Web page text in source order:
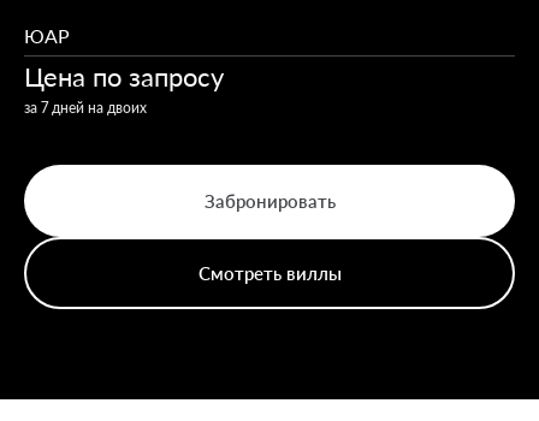
ЮАР
Цена по запросу
за 7 дней на двоих
Смотреть виллы
Забронировать